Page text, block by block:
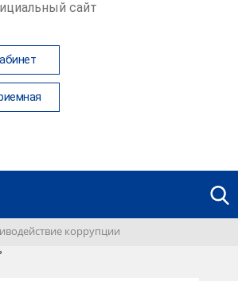
сайт
коррупции